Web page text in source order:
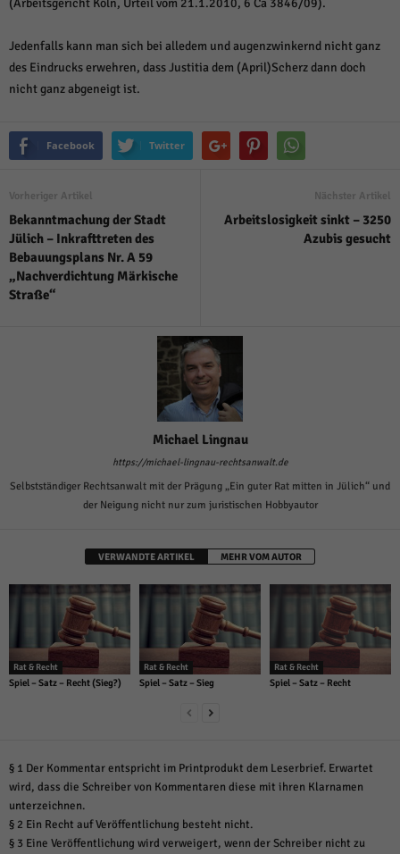
Jedenfalls kann man sich bei alledem und augenzwinkernd nicht ganz
des Eindrucks erwehren, dass Justitia dem (April)Scherz dann doch
nicht ganz abgeneigt ist.
Facebook Twitter
Vorheriger Artikel
Bekanntmachung der Stadt
Jülich – Inkrafttreten des
Bebauungsplans Nr. A 59
„Nachverdichtung Märkische
Straße“
Nächster Artikel
Arbeitslosigkeit sinkt – 3250
Azubis gesucht
Michael Lingnau
https://michael-lingnau-rechtsanwalt.de
Selbstständiger Rechtsanwalt mit der Prägung „Ein guter Rat mitten in Jülich“ und
der Neigung nicht nur zum juristischen Hobbyautor
VERWANDTE ARTIKEL MEHR VOM AUTOR
Rat & Recht
Spiel – Satz – Recht (Sieg?)
Rat & Recht
Spiel – Satz – Sieg
Rat & Recht
Spiel – Satz – Recht
§ 1 Der Kommentar entspricht im Printprodukt dem Leserbrief. Erwartet
wird, dass die Schreiber von Kommentaren diese mit ihren Klarnamen
unterzeichnen.
§ 2 Ein Recht auf Veröffentlichung besteht nicht.
§ 3 Eine Veröffentlichung wird verweigert, wenn der Schreiber nicht zu